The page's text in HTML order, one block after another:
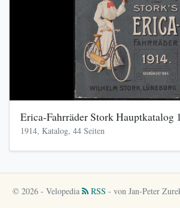
Erica-Fahrräder Stork Hauptkatalog
1914, Katalog, 44 Seiten
© 2026 - Velopedia RSS - von Jan-Peter